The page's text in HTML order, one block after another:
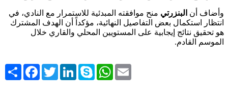
وأضاف أن البنزرتي منح موافقته المبدئية للاستمرار مع النادي، في
انتظار استكمال بعض التفاصيل النهائية، مؤكداً أن الهدف المشترك
هو تحقيق نتائج إيجابية على المستويين المحلي والقاري خلال
الموسم القادم.
Share FacebookTwitterLinkedInSkype WhatsApp